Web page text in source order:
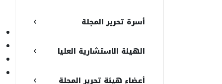
أسرة تحرير المجلة
الهيئة الاستشارية العليا
أعضاء هيئة تحرير المجلة